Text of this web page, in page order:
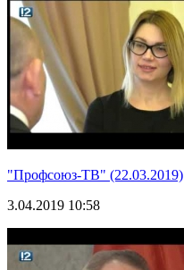
"Профсоюз-ТВ" (22.03.2019)
3.04.2019 10:58